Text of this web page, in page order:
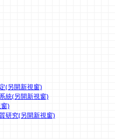
(另開新視窗)
統(另開新視窗)
)
研究(另開新視窗)